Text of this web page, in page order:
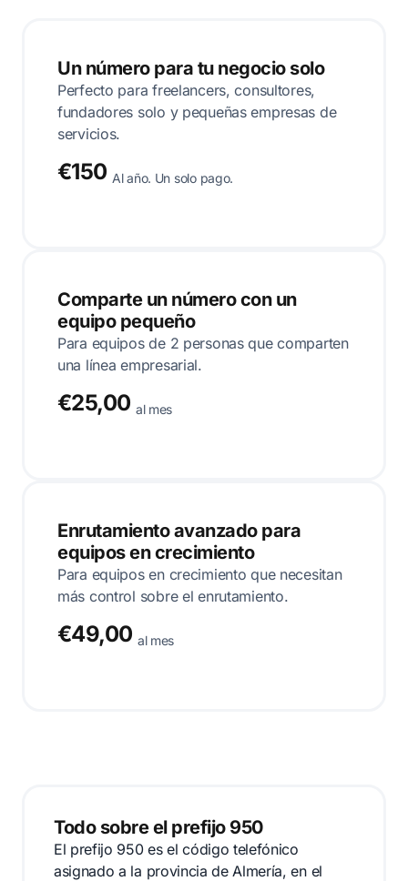
Un número para tu negocio solo
Perfecto para freelancers, consultores,
fundadores solo y pequeñas empresas de
servicios.
€150 Al año. Un solo pago.
Comparte un número con un
equipo pequeño
Para equipos de 2 personas que comparten
una línea empresarial.
€25,00 al mes
Enrutamiento avanzado para
equipos en crecimiento
Para equipos en crecimiento que necesitan
más control sobre el enrutamiento.
€49,00 al mes
Todo sobre el prefijo 950
El prefijo 950 es el código telefónico
asignado a la provincia de Almería, en el